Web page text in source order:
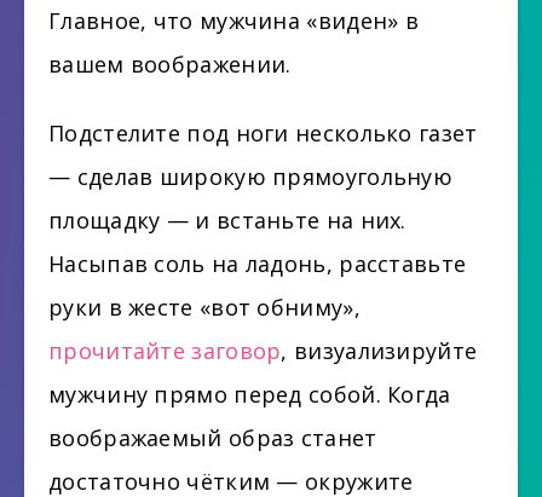
Главное, что мужчина «виден» в
вашем воображении.
Подстелите под ноги несколько газет
— сделав широкую прямоугольную
площадку — и встаньте на них.
Насыпав соль на ладонь, расставьте
руки в жесте «вот обниму»,
прочитайте заговор, визуализируйте
мужчину прямо перед собой. Когда
воображаемый образ станет
достаточно чётким — окружите